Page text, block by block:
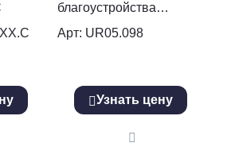
благоустройства
стенд) UR05.098.W
Арт: UR05.098
Узнать цену